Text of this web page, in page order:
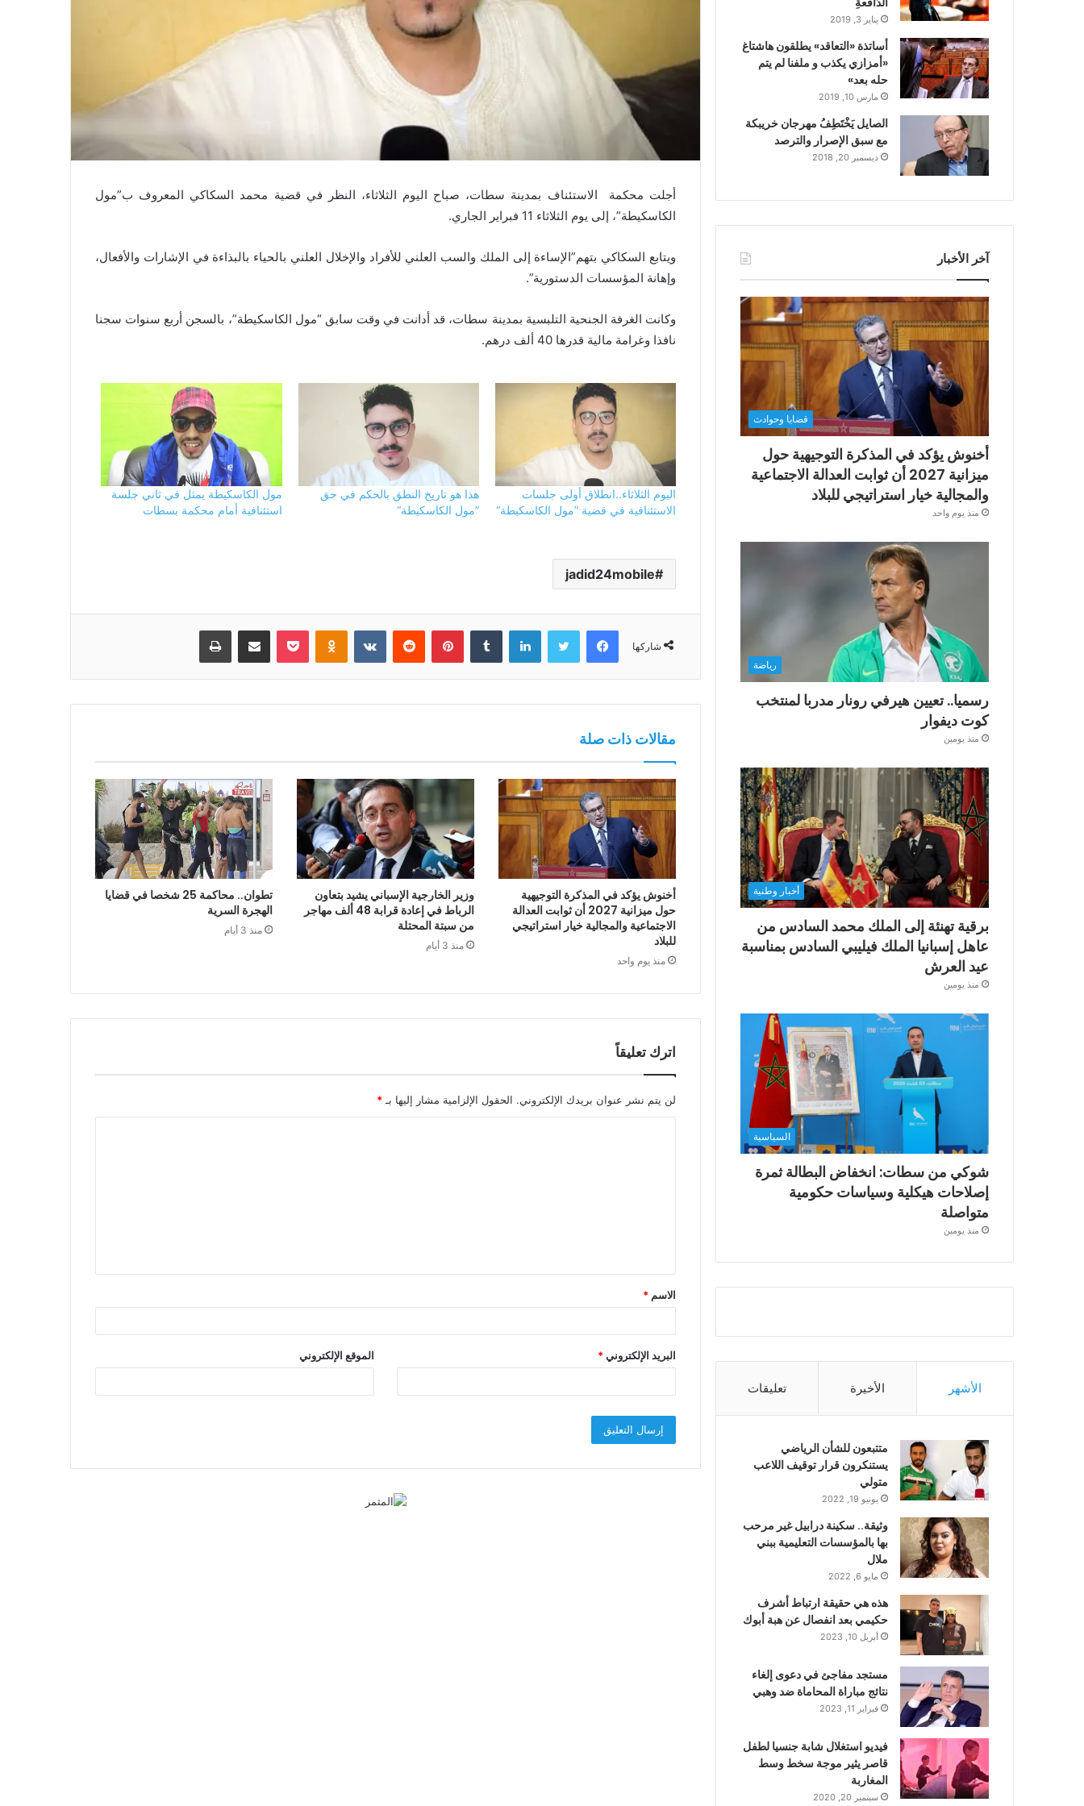
أجلت محكمة الاستئناف بمدينة سطات، صباح اليوم الثلاثاء، النظر في قضية محمد السكاكي المعروف ب”مول
الكاسكيطة”، إلى يوم الثلاثاء 11 فبراير الجاري.
ويتابع السكاكي بتهم”الإساءة إلى الملك والسب العلني للأفراد والإخلال العلني بالحياء بالبذاءة في الإشارات والأفعال،
وإهانة المؤسسات الدستورية”.
وكانت الغرفة الجنحية التلبسية بمدينة سطات، قد أدانت في وقت سابق “مول الكاسكيطة”، بالسجن أربع سنوات سجنا
نافذا وغرامة مالية قدرها 40 ألف درهم.
اليوم الثلاثاء..انطلاق أولى جلسات
الاستئنافية في قضية ”مول الكاسكيطة“
هذا هو تاريخ النطق بالحكم في حق
”مول الكاسكيطة“
مول الكاسكيطة يمثل في ثاني جلسة
استئنافية أمام محكمة بسطات
jadid24mobile
شاركها
فيسبوك تويتر لينكدإن بينتيريست Odnoklassniki
بوكيت مشاركة عبر البريد طباعة
مقالات ذات صلة
أخنوش يؤكد في المذكرة التوجيهية
حول ميزانية 2027 أن ثوابت العدالة
الاجتماعية والمجالية خيار استراتيجي
للبلاد
منذ يوم واحد
وزير الخارجية الإسباني يشيد بتعاون
الرباط في إعادة قرابة 48 ألف مهاجر
من سبتة المحتلة
منذ 3 أيام
تطوان.. محاكمة 25 شخصا في قضايا
الهجرة السرية
منذ 3 أيام
اترك تعليقاً
لن يتم نشر عنوان بريدك الإلكتروني. الحقول الإلزامية مشار إليها بـ *
ق
*
الاسم *
البريد الإلكتروني* الموقع الإلكتروني
يناير 3, 2019
أساتذة «التعاقد» يطلقون هاشتاغ
«أمزازي يكذب و ملفنا لم يتم
حله بعد»
مارس 10, 2019
الصايل يَخْتَطِفُ مهرجان خريبكة
مع سبق الإصرار والترصد
ديسمبر 20, 2018
آخر الأخبار
قضايا وحوادث
أخنوش يؤكد في المذكرة التوجيهية حول
ميزانية 2027 أن ثوابت العدالة الاجتماعية
والمجالية خيار استراتيجي للبلاد
منذ يوم واحد
رياضة
رسميا.. تعيين هيرفي رونار مدربا لمنتخب
كوت ديفوار
منذ يومين
أخبار وطنية
برقية تهنئة إلى الملك محمد السادس من
عاهل إسبانيا الملك فيليبي السادس بمناسبة
عيد العرش
منذ يومين
السياسية
شوكي من سطات: انخفاض البطالة ثمرة
إصلاحات هيكلية وسياسات حكومية
متواصلة
منذ يومين
الأشهر الأخيرة تعليقات
متتبعون للشأن الرياضي
يستنكرون قرار توقيف اللاعب
متولي
يونيو 19, 2022
وثيقة.. سكينة درابيل غير مرحب
بها بالمؤسسات التعليمية ببني
ملال
مايو 6, 2022
هذه هي حقيقة ارتباط أشرف
حكيمي بعد انفصال عن هبة أبوك
أبريل 10, 2023
مستجد مفاجئ في دعوى إلغاء
نتائج مباراة المحاماة ضد وهبي
فبراير 11, 2023
فيديو استغلال شابة جنسيا لطفل
قاصر يثير موجة سخط وسط
المغاربة
سبتمبر 20, 2020